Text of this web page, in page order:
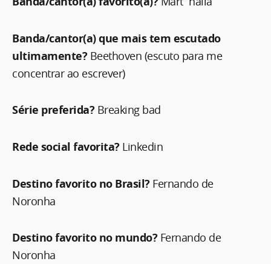
Banda/cantor(a) que mais tem escutado
ultimamente?Beethoven (escuto para me
concentrar ao escrever)
Série preferida? Breaking bad
Rede social favorita? Linkedin
Destino favorito no Brasil? Fernando de
Noronha
Destino favorito no mundo? Fernando de
Noronha